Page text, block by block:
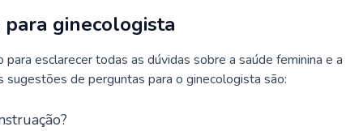
ginecologista
esclarecer todas as dúvidas sobre a saúde feminina e a
sugestões de perguntas para o ginecologista são: